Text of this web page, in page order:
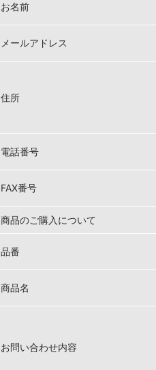
お名前
メールアドレス
住所
電話番号
FAX番号
商品のご購入について
品番
商品名
お問い合わせ内容